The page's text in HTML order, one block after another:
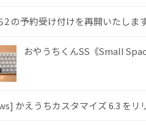
2 の予約受け付けを再開いたしま
おやうちくんSS《Small
かえうちカスタマイズ 6.3 をリ